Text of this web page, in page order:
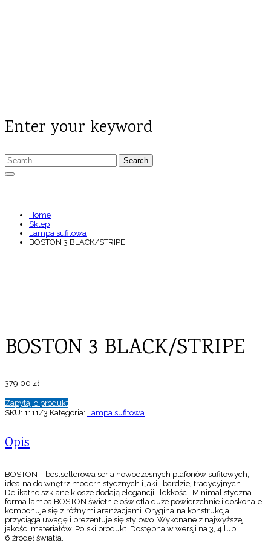
Enter your keyword
Search
Home
Sklep
Lampa sufitowa
BOSTON 3 BLACK/STRIPE
BOSTON 3 BLACK/STRIPE
379,00 zł
Zapytaj o produkt
SKU: 1111/3 Kategoria: Lampa sufitowa
Opis
BOSTON – bestsellerowa seria nowoczesnych plafonów sufitowych,
idealna do wnętrz modernistycznych i jaki i bardziej tradycyjnych.
Delikatne szklane klosze dodają elegancji i lekkości. Minimalistyczna
forma lampa BOSTON świetnie oświetla duże powierzchnie i doskonale
komponuje się z różnymi aranżacjami. Oryginalna konstrukcja
przyciąga uwagę i prezentuje się stylowo. Wykonane z najwyższej
jakości materiałów. Polski produkt. Dostępna w wersji na 3, 4 lub
6 źródeł światła.